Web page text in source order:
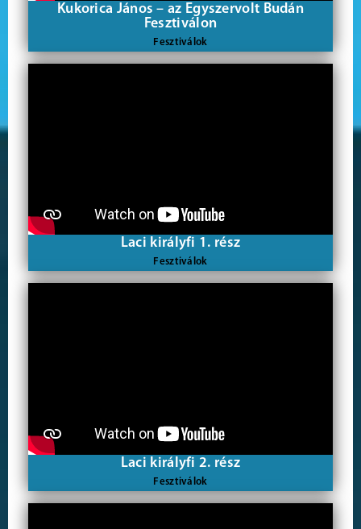
Kukorica János – az Egyszervolt Budán
Fesztiválon
Fesztiválok
Laci királyfi 1. rész
Fesztiválok
Laci királyfi 2. rész
Fesztiválok